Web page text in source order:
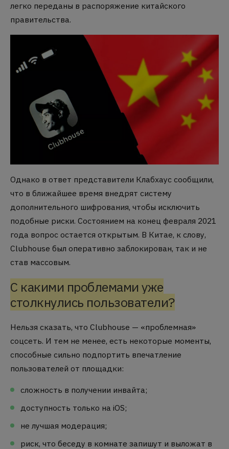
легко переданы в распоряжение китайского
правительства.
Однако в ответ представители Клабхаус сообщили,
что в ближайшее время внедрят систему
дополнительного шифрования, чтобы исключить
подобные риски. Состоянием на конец февраля 2021
года вопрос остается открытым. В Китае, к слову,
Clubhouse был оперативно заблокирован, так и не
став массовым.
С какими проблемами уже
столкнулись пользователи?
Нельзя сказать, что Clubhouse — «проблемная»
соцсеть. И тем не менее, есть некоторые моменты,
способные сильно подпортить впечатление
пользователей от площадки:
сложность в получении инвайта;
доступность только на iOS;
не лучшая модерация;
риск, что беседу в комнате запишут и выложат в